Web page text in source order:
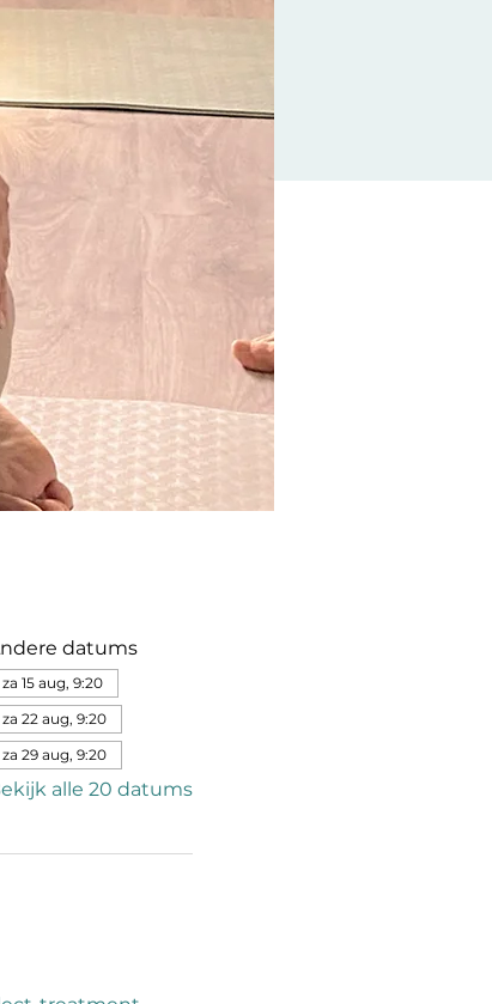
datums
za 15 aug, 9:20
za 22 aug, 9:20
za 29 aug, 9:20
alle 20 datums